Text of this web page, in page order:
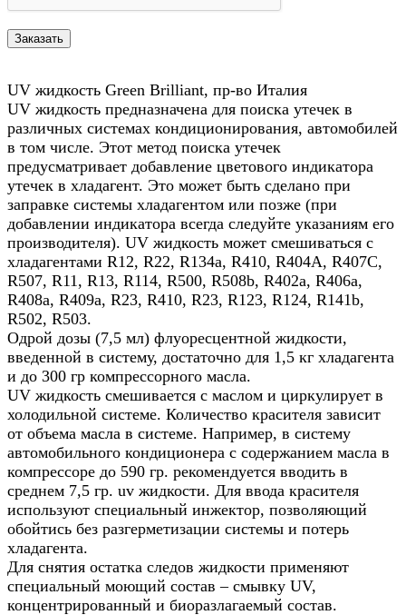
UV жидкость Green Brilliant, пр-во Италия
UV жидкость предназначена для поиска утечек в
различных системах кондиционирования, автомобилей
в том числе. Этот метод поиска утечек
предусматривает добавление цветового индикатора
утечек в хладагент. Это может быть сделано при
заправке системы хладагентом или позже (при
добавлении индикатора всегда следуйте указаниям его
производителя). UV жидкость может смешиваться с
хладагентами R12, R22, R134a, R410, R404A, R407C,
R507, R11, R13, R114, R500, R508b, R402a, R406a,
R408a, R409a, R23, R410, R23, R123, R124, R141b,
R502, R503.
Одрой дозы (7,5 мл) флуоресцентной жидкости,
введенной в систему, достаточно для 1,5 кг хладагента
и до 300 гр компрессорного масла.
UV жидкость смешивается с маслом и циркулирует в
холодильной системе. Количество красителя зависит
от объема масла в системе. Например, в систему
автомобильного кондиционера с содержанием масла в
компрессоре до 590 гр. рекомендуется вводить в
среднем 7,5 гр. uv жидкости. Для ввода красителя
используют специальный инжектор, позволяющий
обойтись без разгерметизации системы и потерь
хладагента.
Для снятия остатка следов жидкости применяют
специальный моющий состав – смывку UV,
концентрированный и биоразлагаемый состав.